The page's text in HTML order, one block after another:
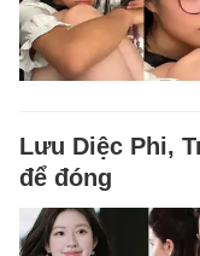
Lưu Diệc Phi,
để đóng